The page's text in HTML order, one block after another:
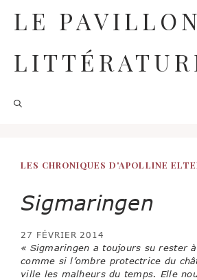
contenu
LE
LES CHRONIQUES D'APOLLINE
Sigmaringen
27 FÉVRIER 2014
« Sigmaringen a toujours su rester
comme si l’ombre protectrice du
ville les malheurs du temps. Elle